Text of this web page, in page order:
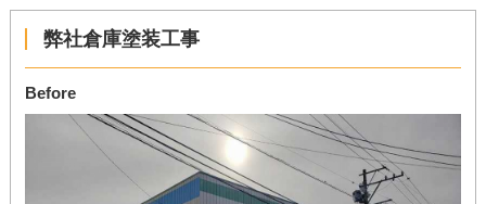
弊社倉庫塗装工事
Before